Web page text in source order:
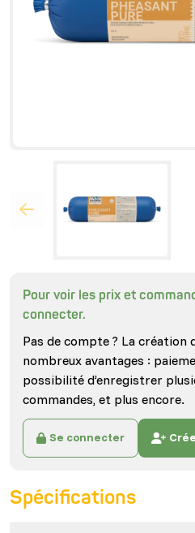
Pour voir les prix et
connecter.
Pas de compte ? La création
nombreux avantages :
possibilité d’enregistrer
commandes, et plus encore.
Se connecter
Spécifications